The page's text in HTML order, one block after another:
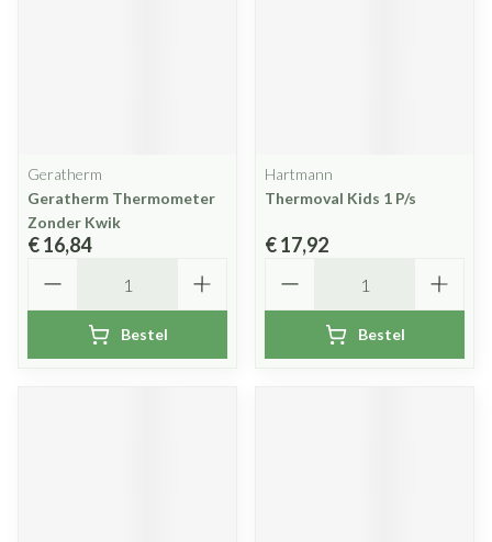
Geratherm
Geratherm Thermometer
Zonder Kwik
€ 16,84
Bestel
Hartmann
Thermoval Kids 1 P/s
€ 17,92
Bestel